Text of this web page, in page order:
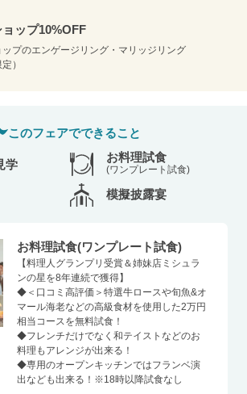
ップ10%OFF
プのエンゲージリング・マリッジリング
）
このフェアでできること
学
お料理試食
(ワンプレート試食)
模擬披露宴
お料理試食(ワンプレート試食)
【料理人グランプリ受賞＆姉妹店ミシュラ
ンの星を8年連続で獲得】
◆＜口コミ高評価＞特選牛ロースや旬魚&オ
マール海老などの高級食材を使用した2万円
相当コースを無料試食！
◆フレンチだけでなく和テイストなどのお
料理もアレンジが出来る！
◆専用のオープンキッチンではフランベ演
出なども出来る！※18時以降試食なし